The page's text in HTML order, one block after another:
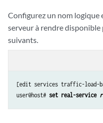
Configurez un nom logique
serveur à rendre
suivants.
[edit services traffic-load-
user@host# set real-service